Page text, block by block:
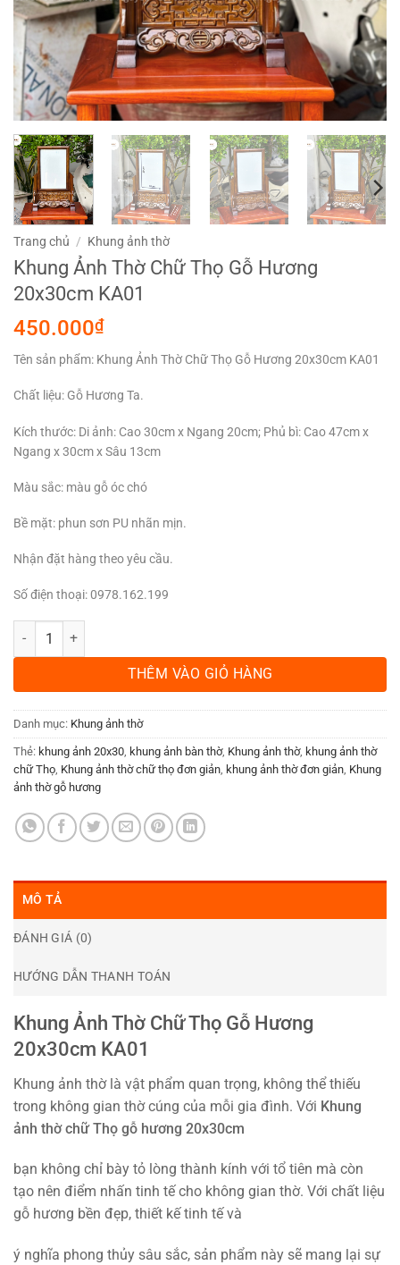
Trang chủ / Khung ảnh thờ
Khung Ảnh Thờ Chữ Thọ Gỗ Hương
20x30cm KA01
450.000₫
Tên sản phẩm: Khung Ảnh Thờ Chữ Thọ Gỗ Hương 20x30cm KA01
Chất liệu: Gỗ Hương Ta.
Kích thước: Di ảnh: Cao 30cm x Ngang 20cm; Phủ bì: Cao 47cm x
Ngang x 30cm x Sâu 13cm
Màu sắc: màu gỗ óc chó
Bề mặt: phun sơn PU nhãn mịn.
Nhận đặt hàng theo yêu cầu.
Số điện thoại: 0978.162.199
Khung Ảnh Thờ Chữ Thọ Gỗ Hương 20x30cm KA01 số lượng
THÊM VÀO GIỎ HÀNG
Danh mục: Khung ảnh thờ
Thẻ: khung ảnh 20x30, khung ảnh bàn thờ, Khung ảnh thờ, khung ảnh thờ
chữ Thọ, Khung ảnh thờ chữ thọ đơn giản, khung ảnh thờ đơn giản, Khung
ảnh thờ gỗ hương
MÔ TẢ
ĐÁNH GIÁ (0)
HƯỚNG DẪN THANH TOÁN
Khung Ảnh Thờ Chữ Thọ Gỗ Hương
20x30cm KA01
Khung ảnh thờ là vật phẩm quan trọng, không thể thiếu
trong không gian thờ cúng của mỗi gia đình. Với Khung
ảnh thờ chữ Thọ gỗ hương 20x30cm
bạn không chỉ bày tỏ lòng thành kính với tổ tiên mà còn
tạo nên điểm nhấn tinh tế cho không gian thờ. Với chất liệu
gỗ hương bền đẹp, thiết kế tinh tế và
ý nghĩa phong thủy sâu sắc, sản phẩm này sẽ mang lại sự